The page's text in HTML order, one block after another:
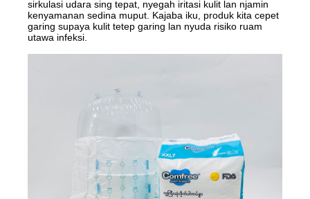
sirkulasi udara sing tepat, nyegah iritasi kulit lan njamin
kenyamanan sedina muput. Kajaba iku, produk kita cepet
garing supaya kulit tetep garing lan nyuda risiko ruam
utawa infeksi.